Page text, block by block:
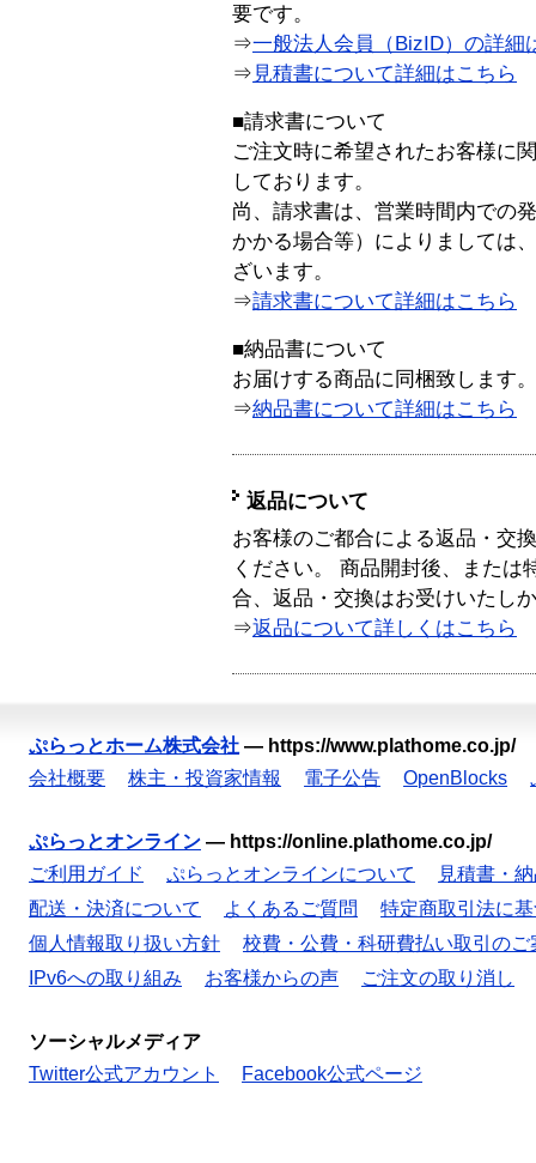
要です。
⇒一般法人会員（BizID）の詳細
⇒ 見積書について詳細はこちら
■請求書について
ご注文時に希望されたお客様に
しております。
尚、請求書は、営業時間内での
かかる場合等）によりましては
ざいます。
⇒請求書について詳細はこちら
■納品書について
お届けする商品に同梱致します。
⇒納品書について詳細はこちら
返品について
お客様のご都合による返品・交
ください。 商品開封後、または
合、返品・交換はお受けいたし
⇒返品について詳しくはこちら
ぷらっとホーム株式会社 — https://www.plathome.co.jp/
会社概要
株主・投資家情報 電子公告 OpenBlocks
ぷらっとオンライン — https://online.plathome.co.jp/
ご利用ガイド
ぷらっとオンラインについて
見積書・
配送・決済について
よくあるご質問
特定商取引法に
個人情報取り扱い方針
校費・公費・科研費払い取引のご
IPv6への取り組み
お客様からの声 ご注文の取り消し
ソーシャルメディア
Twitter公式アカウント
Facebook公式ページ